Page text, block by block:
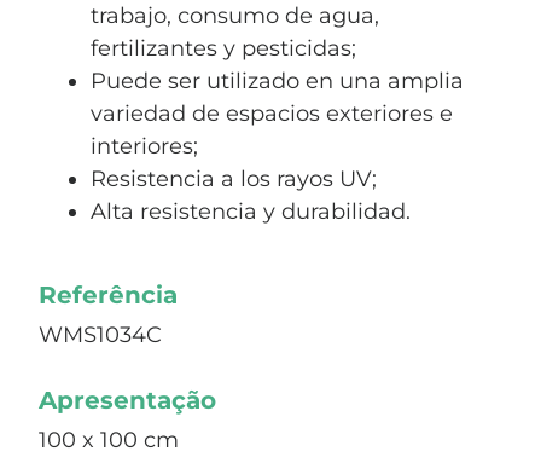
trabajo, consumo de agua,
fertilizantes y pesticidas;
Puede ser utilizado en una amplia
variedad de espacios exteriores e
interiores;
Resistencia a los rayos UV;
Alta resistencia y durabilidad.
Referência
WMS1034C
Apresentação
100 x 100 cm